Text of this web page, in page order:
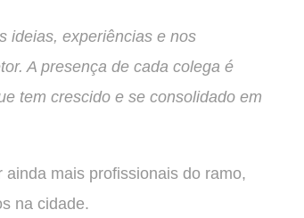
ideias, experiências e nos
A presença de cada colega é
tem crescido e se consolidado em
mais profissionais do ramo,
na cidade.